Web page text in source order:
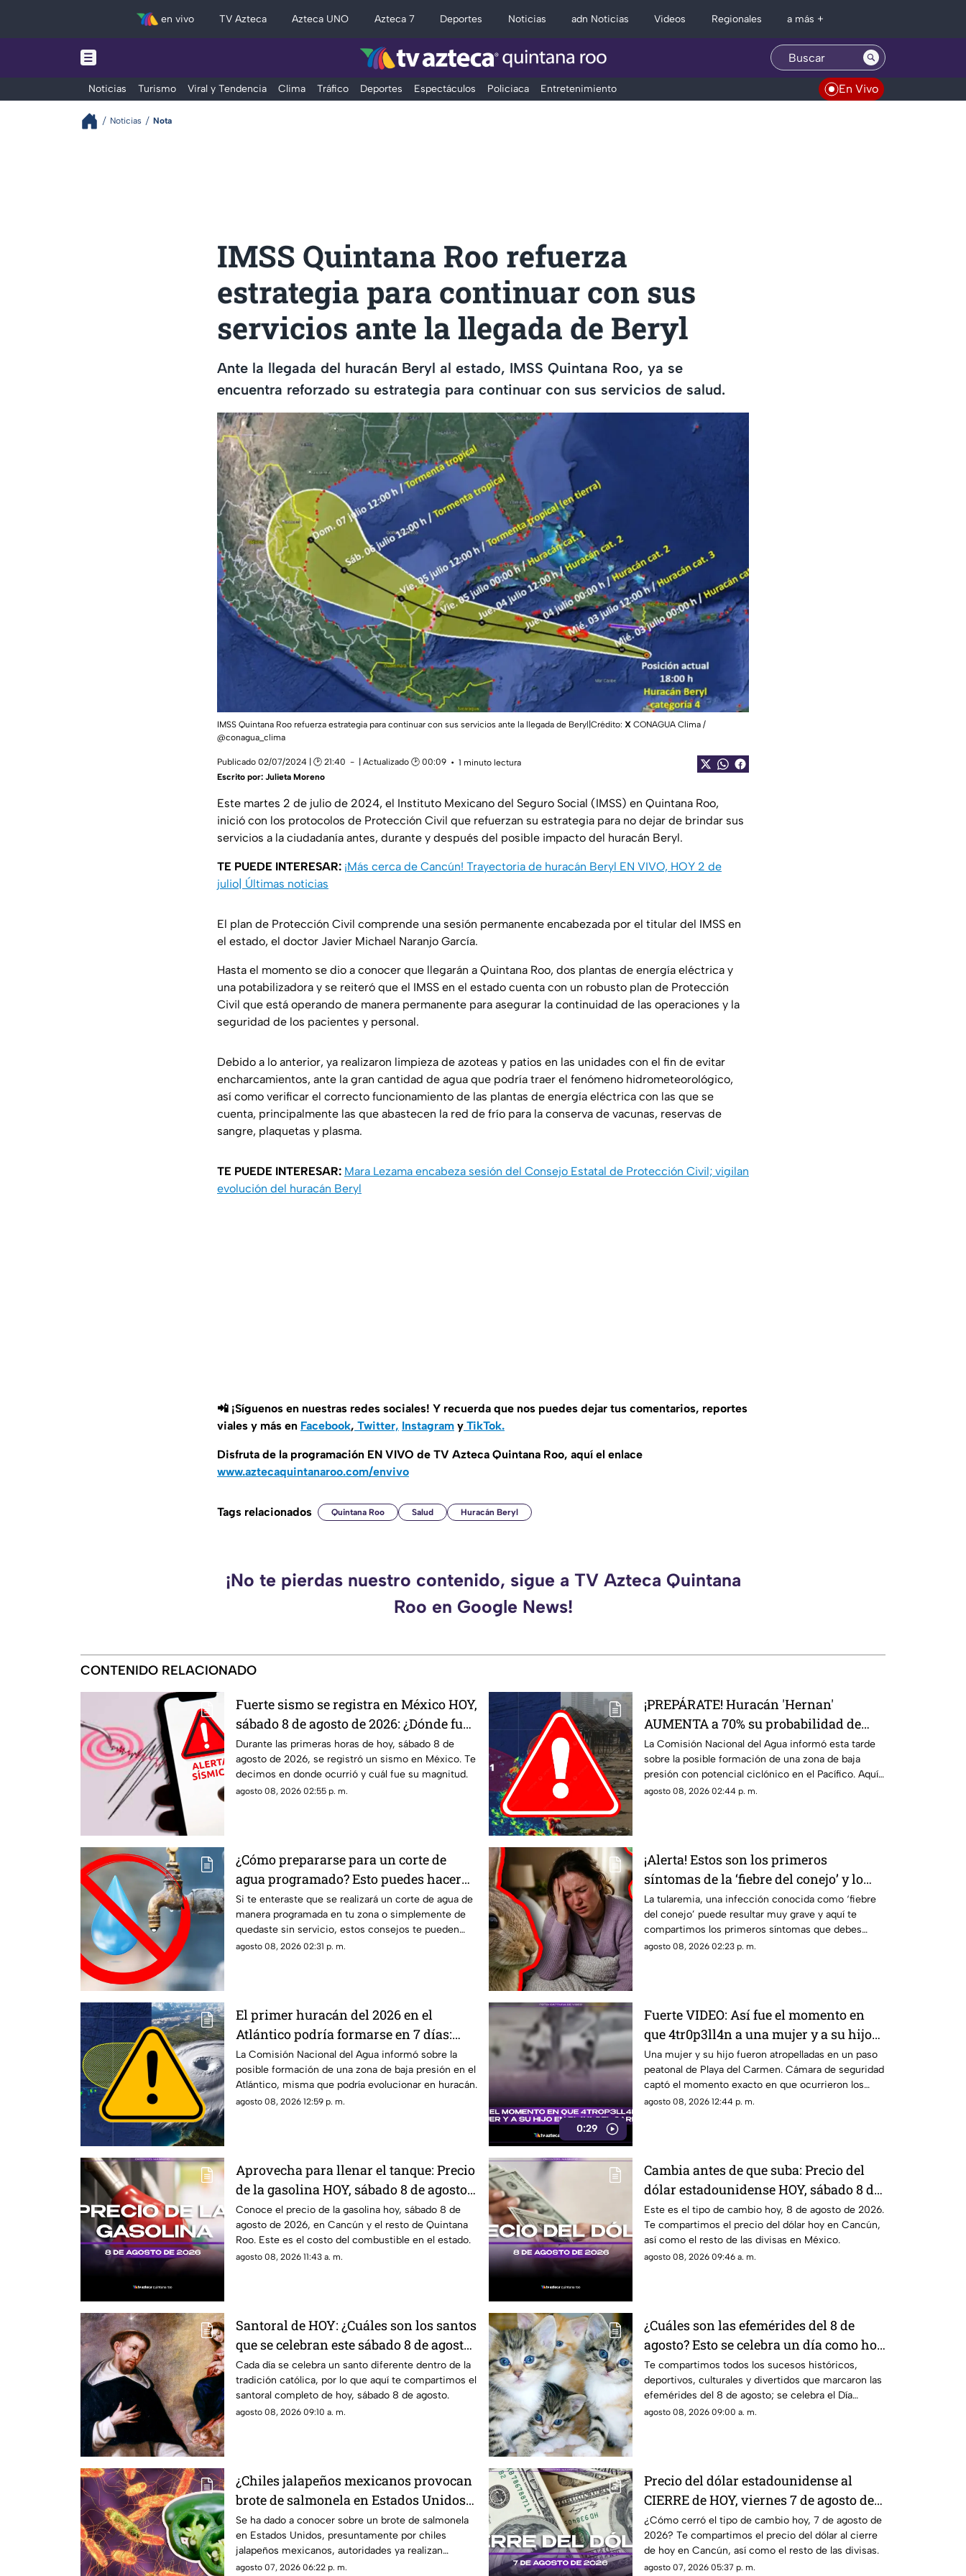
en vivo TV Azteca Azteca UNO Azteca 7 Deportes Noticias adn Noticias Videos Regionales a más +
Noticias Turismo Viral y Tendencia Clima Tráfico Deportes Espectáculos Policiaca Entretenimiento En Vivo
Noticias Nota
IMSS Quintana Roo refuerza
estrategia para continuar con sus
servicios ante la llegada de Beryl
Ante la llegada del huracán Beryl al estado, IMSS Quintana Roo, ya se
encuentra reforzado su estrategia para continuar con sus servicios de salud.
IMSS Quintana Roo refuerza estrategia para continuar con sus servicios ante la llegada de Beryl|Crédito: X CONAGUA Clima /
@conagua_clima
Publicado 02/07/2024 | 🕑 21:40 | Actualizado 🕑 00:09
1 minuto lectura
Escrito por: Julieta Moreno
Este martes 2 de julio de 2024, el Instituto Mexicano del Seguro Social (IMSS) en Quintana Roo,
inició con los protocolos de Protección Civil que refuerzan su estrategia para no dejar de brindar sus
servicios a la ciudadanía antes, durante y después del posible impacto del huracán Beryl.
TE PUEDE INTERESAR: ¡Más cerca de Cancún! Trayectoria de huracán Beryl EN VIVO, HOY 2 de
julio| Últimas noticias
El plan de Protección Civil comprende una sesión permanente encabezada por el titular del IMSS en
el estado, el doctor Javier Michael Naranjo García.
Hasta el momento se dio a conocer que llegarán a Quintana Roo, dos plantas de energía eléctrica y
una potabilizadora y se reiteró que el IMSS en el estado cuenta con un robusto plan de Protección
Civil que está operando de manera permanente para asegurar la continuidad de las operaciones y la
seguridad de los pacientes y personal.
Debido a lo anterior, ya realizaron limpieza de azoteas y patios en las unidades con el fin de evitar
encharcamientos, ante la gran cantidad de agua que podría traer el fenómeno hidrometeorológico,
así como verificar el correcto funcionamiento de las plantas de energía eléctrica con las que se
cuenta, principalmente las que abastecen la red de frío para la conserva de vacunas, reservas de
sangre, plaquetas y plasma.
TE PUEDE INTERESAR: Mara Lezama encabeza sesión del Consejo Estatal de Protección Civil; vigilan
evolución del huracán Beryl
📲 ¡Síguenos en nuestras redes sociales! Y recuerda que nos puedes dejar tus comentarios, reportes
viales y más en Facebook, Twitter, Instagram y TikTok.
Disfruta de la programación EN VIVO de TV Azteca Quintana Roo, aquí el enlace
www.aztecaquintanaroo.com/envivo
Tags relacionados Quintana Roo Salud Huracán Beryl
¡No te pierdas nuestro contenido, sigue a TV Azteca Quintana
Roo en Google News!
CONTENIDO RELACIONADO
Fuerte sismo se registra en México HOY,
sábado 8 de agosto de 2026: ¿Dónde fue
el epicentro del temblor de este día?
Durante las primeras horas de hoy, sábado 8 de
agosto de 2026, se registró un sismo en México. Te
decimos en donde ocurrió y cuál fue su magnitud.
agosto 08, 2026 02:55 p. m.
¡PREPÁRATE! Huracán 'Hernan'
AUMENTA a 70% su probabilidad de
desarrollo y esta es la ubicación exacta
del potencial ciclón tropical
La Comisión Nacional del Agua informó esta tarde
sobre la posible formación de una zona de baja
presión con potencial ciclónico en el Pacífico. Aquí
los detalles.
agosto 08, 2026 02:44 p. m.
¿Cómo prepararse para un corte de
agua programado? Esto puedes hacer
ante la suspensión del servicio
Si te enteraste que se realizará un corte de agua de
manera programada en tu zona o simplemente de
quedaste sin servicio, estos consejos te pueden
servir.
agosto 08, 2026 02:31 p. m.
¡Alerta! Estos son los primeros
síntomas de la ‘fiebre del conejo’ y lo
que debes saber sobre el contagio de
tularemia
La tularemia, una infección conocida como ‘fiebre
del conejo’ puede resultar muy grave y aquí te
compartimos los primeros síntomas que debes
conocer.
agosto 08, 2026 02:23 p. m.
El primer huracán del 2026 en el
Atlántico podría formarse en 7 días:
¿Cuál es la probabilidad de desarrollo
ciclónico?
La Comisión Nacional del Agua informó sobre la
posible formación de una zona de baja presión en el
Atlántico, misma que podría evolucionar en huracán.
agosto 08, 2026 12:59 p. m.
0:29
Fuerte VIDEO: Así fue el momento en
que 4tr0p3ll4n a una mujer y a su hijo
en un paso peatonal de Playa del
Carmen
Una mujer y su hijo fueron atropelladas en un paso
peatonal de Playa del Carmen. Cámara de seguridad
captó el momento exacto en que ocurrieron los
hechos.
agosto 08, 2026 12:44 p. m.
Aprovecha para llenar el tanque: Precio
de la gasolina HOY, sábado 8 de agosto
de 2026, en Quintana Roo
Conoce el precio de la gasolina hoy, sábado 8 de
agosto de 2026, en Cancún y el resto de Quintana
Roo. Este es el costo del combustible en el estado.
agosto 08, 2026 11:43 a. m.
Cambia antes de que suba: Precio del
dólar estadounidense HOY, sábado 8 de
agosto de 2026, en Cancún
Este es el tipo de cambio hoy, 8 de agosto de 2026.
Te compartimos el precio del dólar hoy en Cancún,
así como el resto de las divisas en México.
agosto 08, 2026 09:46 a. m.
Santoral de HOY: ¿Cuáles son los santos
que se celebran este sábado 8 de agosto
de 2026?
Cada día se celebra un santo diferente dentro de la
tradición católica, por lo que aquí te compartimos el
santoral completo de hoy, sábado 8 de agosto.
agosto 08, 2026 09:10 a. m.
¿Cuáles son las efemérides del 8 de
agosto? Esto se celebra un día como hoy
en México y el mundo
Te compartimos todos los sucesos históricos,
deportivos, culturales y divertidos que marcaron las
efemérides del 8 de agosto; se celebra el Día
Mundial de los Gatos.
agosto 08, 2026 09:00 a. m.
¿Chiles jalapeños mexicanos provocan
brote de salmonela en Estados Unidos?
Esto debes saber
Se ha dado a conocer sobre un brote de salmonela
en Estados Unidos, presuntamente por chiles
jalapeños mexicanos, autoridades ya realizan
investigación.
agosto 07, 2026 06:22 p. m.
Precio del dólar estadounidense al
CIERRE de HOY, viernes 7 de agosto de
2026, en Cancún
¿Cómo cerró el tipo de cambio hoy, 7 de agosto de
2026? Te compartimos el precio del dólar al cierre
de hoy en Cancún, así como el resto de las divisas.
agosto 07, 2026 05:37 p. m.